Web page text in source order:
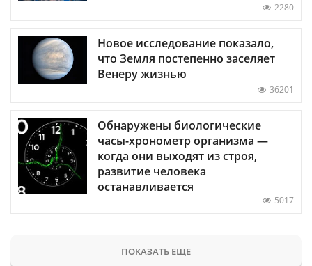
2280
Новое исследование показало,
что Земля постепенно заселяет
Венеру жизнью
36201
Обнаружены биологические
часы-хронометр организма —
когда они выходят из строя,
развитие человека
останавливается
5017
ПОКАЗАТЬ ЕЩЕ